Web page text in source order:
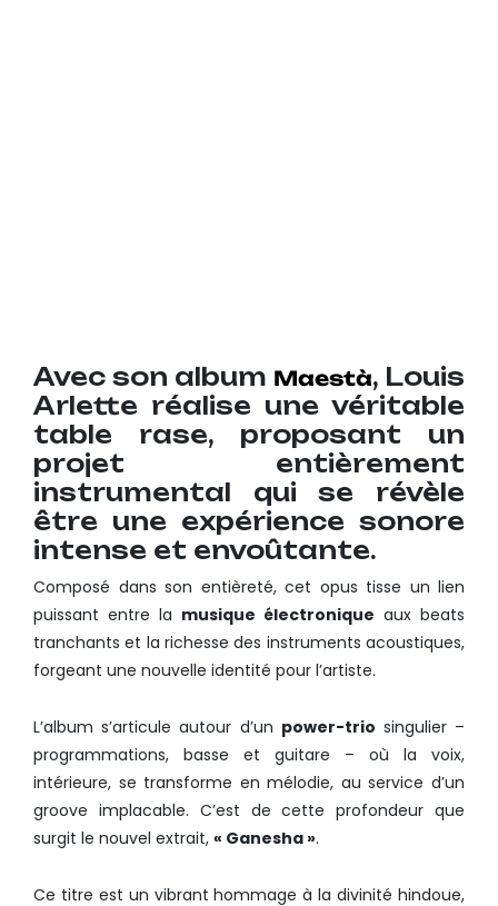
Avec son album Maestà, Louis
Arlette réalise une véritable
table rase, proposant un
projet entièrement
instrumental qui se révèle
être une expérience sonore
intense et envoûtante.
Composé dans son entièreté, cet opus tisse un lien
puissant entre la musique électronique aux beats
tranchants et la richesse des instruments acoustiques,
forgeant une nouvelle identité pour l’artiste.
L’album s’articule autour d’un power-trio singulier –
programmations, basse et guitare – où la voix,
intérieure, se transforme en mélodie, au service d’un
groove implacable. C’est de cette profondeur que
surgit le nouvel extrait, « Ganesha ».
Ce titre est un vibrant hommage à la divinité hindoue,